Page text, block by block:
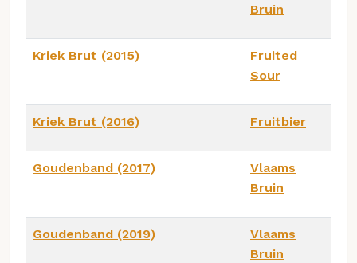
Bruin
Kriek Brut (2015)
Fruited
Sour
Kriek Brut (2016) Fruitbier
Goudenband (2017)
Vlaams
Bruin
Goudenband (2019)
Vlaams
Bruin